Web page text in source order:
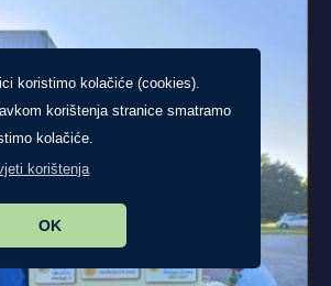
koristimo kolačiće (cookies).
korištenja stranice smatramo
kolačiće.
korištenja
OK